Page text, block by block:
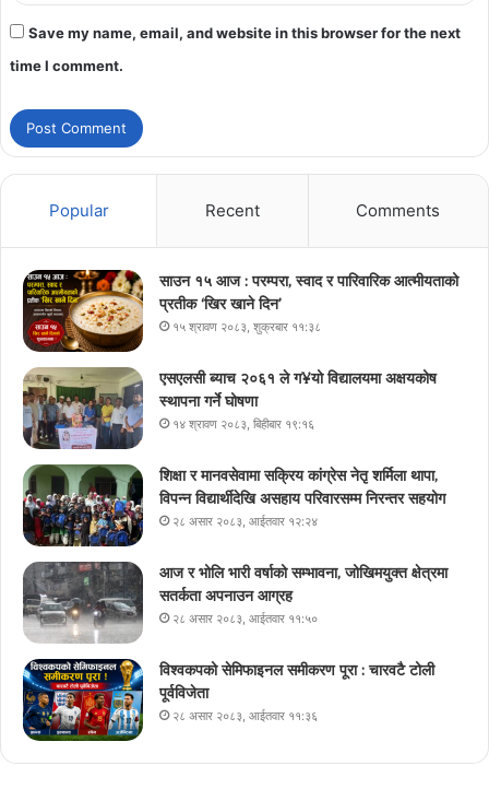
Save my name, email, and website in this browser for the next
time I comment.
Popular Recent Comments
साउन १५ आज : परम्परा, स्वाद र पारिवारिक आत्मीयताको
प्रतीक ‘खिर खाने दिन’
१५ श्रावण २०८३, शुक्रबार ११:३८
एसएलसी ब्याच २०६१ ले ग¥यो विद्यालयमा अक्षयकोष
स्थापना गर्ने घोषणा
१४ श्रावण २०८३, बिहीबार १९:१६
शिक्षा र मानवसेवामा सक्रिय कांग्रेस नेतृ शर्मिला थापा,
विपन्न विद्यार्थीदेखि असहाय परिवारसम्म निरन्तर सहयोग
२८ असार २०८३, आईतवार १२:२४
आज र भोलि भारी वर्षाको सम्भावना, जोखिमयुक्त क्षेत्रमा
सतर्कता अपनाउन आग्रह
२८ असार २०८३, आईतवार ११:५०
विश्वकपको सेमिफाइनल समीकरण पूरा : चारवटै टोली
पूर्वविजेता
२८ असार २०८३, आईतवार ११:३६